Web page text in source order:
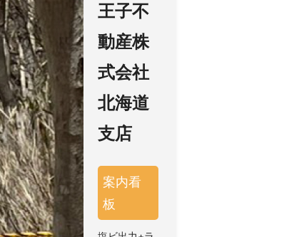
王子不
動産株
式会社
北海道
支店
案内看
板